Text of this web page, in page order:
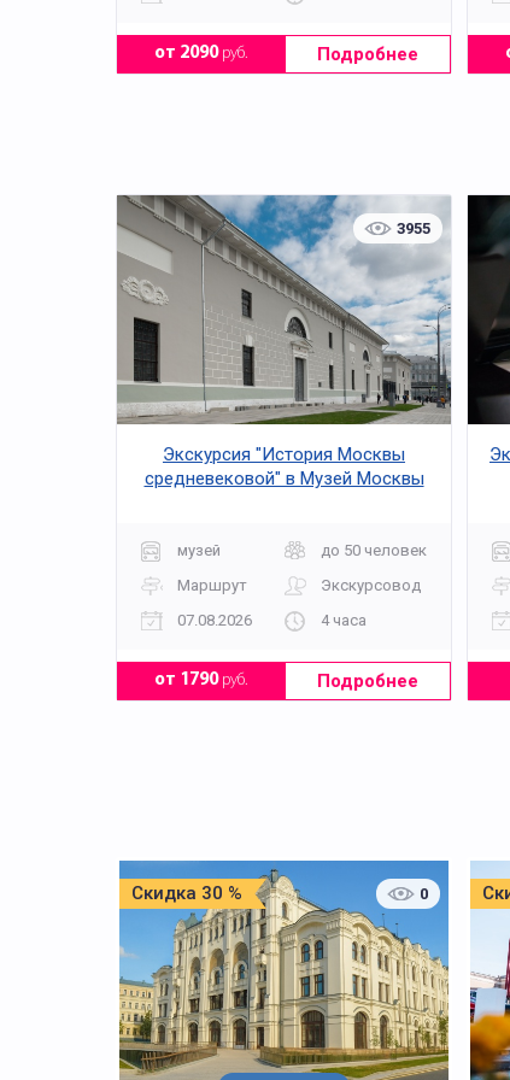
от 2090руб. Подробнее
3955
Экскурсия "История Москвы
средневековой" в Музей Москвы
музей
до 50 человек
Маршрут
Экскурсовод
07.08.2026
4 часа
от 1790руб. Подробнее
Скидка 30 % 0